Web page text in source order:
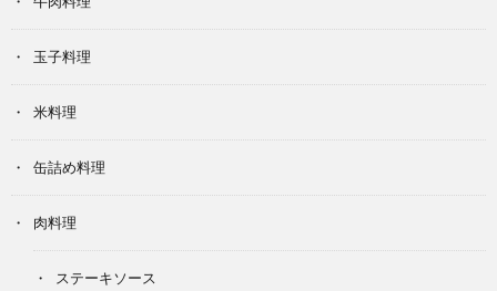
玉子料理
米料理
缶詰め料理
肉料理
ステーキソース